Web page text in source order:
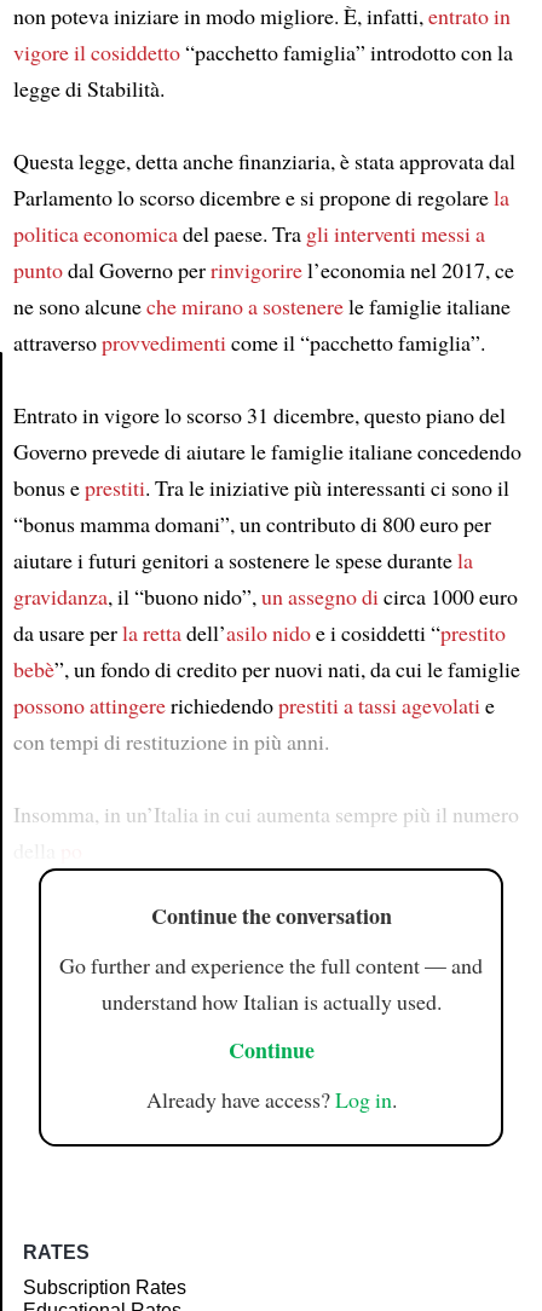
Article
non poteva iniziare in modo migliore. È, infatti,entrato in
vigore il cosiddetto“pacchetto famiglia” introdotto con la
legge di Stabilità.
Questa legge, detta anche finanziaria, è stata approvata dal
Parlamento lo scorso dicembre e si propone di regolarela
politica economicadel paese. Tra gli interventi messi a
puntodal Governo perrinvigorirel’economia nel 2017, ce
ne sono alcuneche mirano a sostenerele famiglie italiane
attraversoprovvedimenticome il “pacchetto famiglia”.
Entrato in vigore lo scorso 31 dicembre, questo piano del
Governo prevede di aiutare le famiglie italiane concedendo
bonus eprestiti. Tra le iniziative più interessanti ci sono il
“bonus mamma domani”, un contributo di 800 euro per
aiutare i futuri genitori a sostenere le spese durantela
gravidanza, il “buono nido”,un assegno dicirca 1000 euro
da usare perla rettadell’asilo nidoe i cosiddetti “prestito
bebè”, un fondo di credito per nuovi nati, da cui le famiglie
possono attingererichiedendoprestiti a tassi agevolatie
con tempi di restituzione in più anni.
Insomma, in un’Italia in cui aumenta sempre più il numero
Continue the conversation
Go further and experience the full content — and
understand how Italian is actually used.
Continue
Already have access?Log in.
RATES
Subscription Rates